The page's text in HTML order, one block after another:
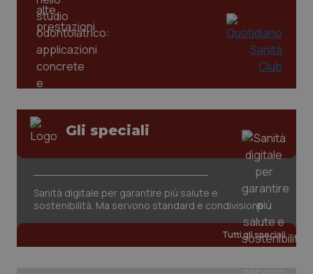
Gli speciali
Sanità digitale per garantire più salute e
sostenibilità. Ma servono standard e condivisione
Tutti gli speciali
CookieScriptConsent
www.quotidianosanita.it